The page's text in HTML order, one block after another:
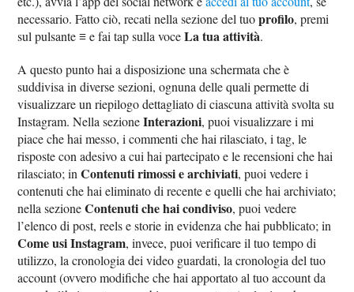
necessario. Fatto ciò, recati nella sezione del tuoprofilo, premi
sul pulsante≡e fai tap sulla voceLa tua attività.
A questo punto hai a disposizione una schermata che è
suddivisa in diverse sezioni, ognuna delle quali permette di
visualizzare un riepilogo dettagliato di ciascuna attività svolta su
Instagram. Nella sezioneInterazioni, puoi visualizzare i mi
piace che hai messo, i commenti che hai rilasciato, i tag, le
risposte con adesivo a cui hai partecipato e le recensioni che hai
rilasciato; inContenuti rimossi e archiviati, puoi vedere i
contenuti che hai eliminato di recente e quelli che hai archiviato;
nella sezioneContenuti che hai condiviso, puoi vedere
l’elenco di post, reels e storie in evidenza che hai pubblicato; in
Come usi Instagram, invece, puoi verificare il tuo tempo di
utilizzo, la cronologia dei video guardati, la cronologia del tuo
account (ovvero modifiche che hai apportato al tuo account da